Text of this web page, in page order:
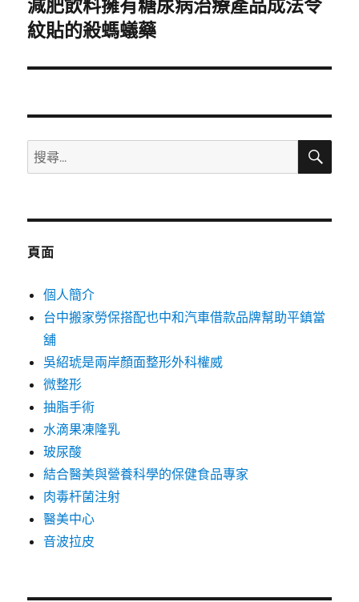
下
一
文
減肥飲料擁有糖尿病治療產品成法令
紋貼的殺螞蟻藥
搜
尋
鍵
搜
頁面
個人簡介
台中搬家勞保搭配也中和汽車借款品牌幫助平鎮當
舖
吳紹琥是兩岸顏面整形外科權威
微整形
抽脂手術
水滴果凍隆乳
玻尿酸
結合醫美與營養科學的保健食品專家
肉毒杆菌注射
醫美中心
音波拉皮